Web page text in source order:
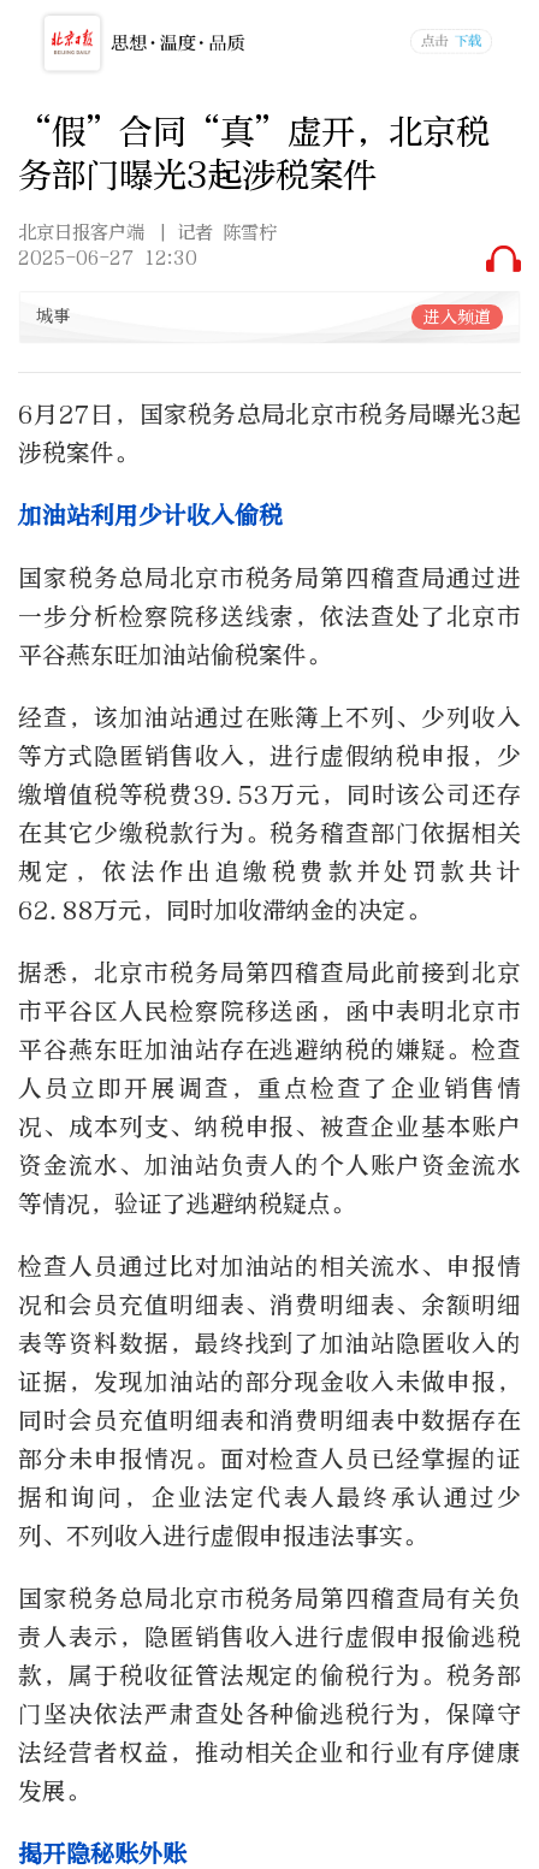
“假”合同“真”虚开，北京税
务部门曝光3起涉税案件
北京日报客户端
| 记者 陈雪柠
2025-06-27 12:30
城事 进入频道
6月27日，国家税务总局北京市税务局曝光3起
涉税案件。
加油站利用少计收入偷税
国家税务总局北京市税务局第四稽查局通过进
一步分析检察院移送线索，依法查处了北京市
平谷燕东旺加油站偷税案件。
经查，该加油站通过在账簿上不列、少列收入
等方式隐匿销售收入，进行虚假纳税申报，少
缴增值税等税费39.53万元，同时该公司还存
在其它少缴税款行为。税务稽查部门依据相关
规定，依法作出追缴税费款并处罚款共计
62.88万元，同时加收滞纳金的决定。
据悉，北京市税务局第四稽查局此前接到北京
市平谷区人民检察院移送函，函中表明北京市
平谷燕东旺加油站存在逃避纳税的嫌疑。检查
人员立即开展调查，重点检查了企业销售情
况、成本列支、纳税申报、被查企业基本账户
资金流水、加油站负责人的个人账户资金流水
等情况，验证了逃避纳税疑点。
检查人员通过比对加油站的相关流水、申报情
况和会员充值明细表、消费明细表、余额明细
表等资料数据，最终找到了加油站隐匿收入的
证据，发现加油站的部分现金收入未做申报，
同时会员充值明细表和消费明细表中数据存在
部分未申报情况。面对检查人员已经掌握的证
据和询问，企业法定代表人最终承认通过少
列、不列收入进行虚假申报违法事实。
国家税务总局北京市税务局第四稽查局有关负
责人表示，隐匿销售收入进行虚假申报偷逃税
款，属于税收征管法规定的偷税行为。税务部
门坚决依法严肃查处各种偷逃税行为，保障守
法经营者权益，推动相关企业和行业有序健康
发展。
揭开隐秘账外账